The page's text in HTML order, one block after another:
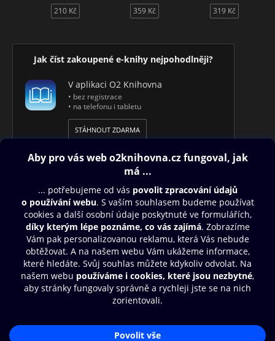
210 Kč 359 Kč 319 Kč
Jak číst zakoupené e-knihy nejpohodlněji?
V aplikaci O2 Knihovna
• bez registrace
• na telefonu i tabletu
STÁHNOUT ZDARMA
Obsah ke stažení
Moje O2 Knihovna
Další zábava
Nákupní řád